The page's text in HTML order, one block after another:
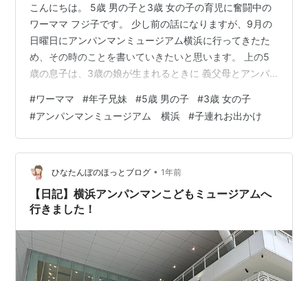
こんにちは。 5歳 男の子と3歳 女の子の育児に奮闘中の
ワーママ フジ子です。 少し前の話になりますが、9月の
日曜日にアンパンマンミュージアム横浜に行ってきたた
め、その時のことを書いていきたいと思います。 上の5
歳の息子は、3歳の娘が生まれるときに 義父母とアンパ
だ、その時は1階のフードコート＆ショップエリアのみだ
ったため、 2階は今回全員初めて行きました！ 簡単にア
ンパンマンミュージアム横浜の施設情報を書いておきま
す。 ☆1階 フードコート＆ショップ 無料で入れます。
☆2階 アンパンマンショーの観覧ができたり、遊具で遊
べたりします。 高めの…
#ワーママ #年子兄妹 #5歳 男の子 #3歳 女の子
#アンパンマンミュージアム 横浜 #子連れお出かけ
ひなたんぼのほっとブログ • 1年前
【日記】横浜アンパンマンこどもミュージアムへ
行きました！